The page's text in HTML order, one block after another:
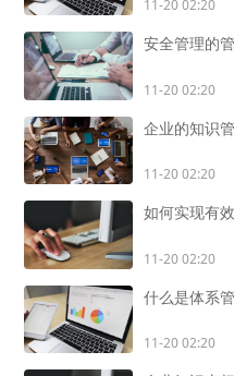
11-20 02:20
安全管理的
11-20 02:20
企业的知识
11-20 02:20
如何实现有
11-20 02:20
什么是体系
11-20 02:20